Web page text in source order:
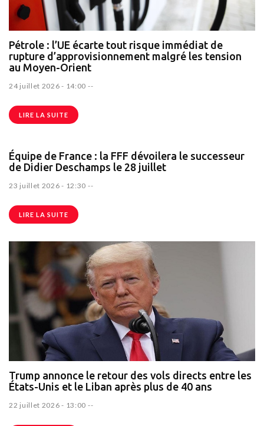
Pétrole : l’UE écarte tout risque immédiat de
rupture d’approvisionnement malgré les tension
au Moyen-Orient
24 juillet 2026 - 14:00 --
LIRE LA SUITE
Équipe de France : la FFF dévoilera le successeur
de Didier Deschamps le 28 juillet
23 juillet 2026 - 12:30 --
LIRE LA SUITE
Trump annonce le retour des vols directs entre les
États-Unis et le Liban après plus de 40 ans
22 juillet 2026 - 13:00 --